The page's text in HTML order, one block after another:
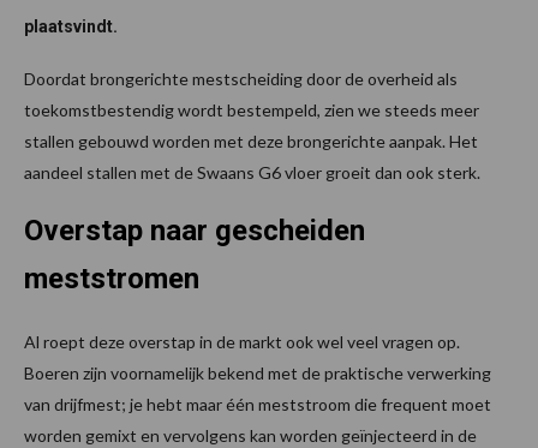
plaatsvindt.
Doordat brongerichte mestscheiding door de overheid als
toekomstbestendig wordt bestempeld, zien we steeds meer
stallen gebouwd worden met deze brongerichte aanpak. Het
aandeel stallen met de Swaans G6 vloer groeit dan ook sterk.
Overstap naar gescheiden
meststromen
Al roept deze overstap in de markt ook wel veel vragen op.
Boeren zijn voornamelijk bekend met de praktische verwerking
van drijfmest; je hebt maar één meststroom die frequent moet
worden gemixt en vervolgens kan worden geïnjecteerd in de